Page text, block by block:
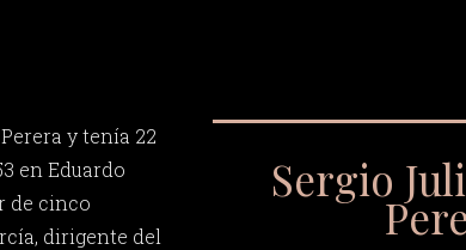
y tenía 22
en Eduardo
de cinco
dirigente del
Sergio